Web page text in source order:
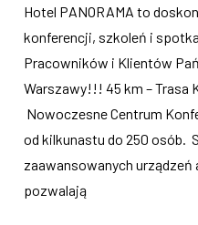
Hotel PANORAMA to
konferencji, szkoleń i
Pracowników i Klientów
Warszawy!!! 45 km –
Nowoczesne Centrum
od kilkunastu do 250 osób.
zaawansowanych
pozwalają